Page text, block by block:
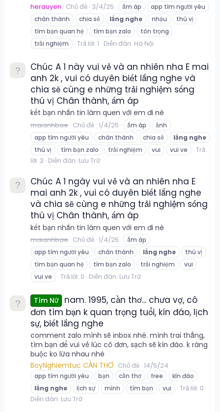
herauyen Chủ đề 3/4/25 ấm áp
app tìm người yêu
chân thành
chia sẻ lắng nghe nhậu
thú vị
tìm bạn quan hệ
tìm bạn zalo
tôn trọng
trải nghiệm
Trả lời: 1 Diễn đàn: Hà Nội
Chúc A 1 này vui vẻ và an nhiên nha E mai
anh 2k , vui có duyên biết lắng nghe và
chia sẽ cùng e những trải nghiệm sống
thú vị Chân thành, ấm áp
kết bạn nhắn tin làm quen với em đi nè
maianhbae Chủ đề 1/4/25 ấm áp
ảnh
app tìm người yêu
chân thành chia sẻ lắng nghe
thú vị
tìm bạn zalo trải nghiệm vui vui ve
Trả
lời: 2 Diễn đàn: Lưu Trữ
Chúc A 1 ngày vui vẻ và an nhiên nha E
mai anh 2k , vui có duyên biết lắng nghe
và chia sẽ cùng e những trải nghiệm sống
thú vị Chân thành, ấm áp
kết bạn nhắn tin làm quen với em đi nè
maianhbae Chủ đề 1/4/25
ấm áp
app tìm người yêu
chân thành lắng nghe
thú vị
tìm bạn quan hệ
tìm bạn zalo trải nghiệm
vui
vui ve
Trả lời: 0 Diễn đàn: Lưu Trữ
Tìm Nữ
nam. 1995, cần thơ... chưa vợ, cô
đơn tìm bạn k quan trọng tuổi, kín đáo, lịch
sự, biết lắng nghe
comment zalo mình sẽ inbox nhé. mình trai thẳng,
tìm bạn để vui vẻ lúc cô đơn, sạch sẽ kín đáo. k ràng
buộc ko lừa nhau nhé
BoyNghiemtuc CẦN THƠ Chủ đề 14/5/24
app tìm người yêu bạn cần thơ free
kín đáo
lắng nghe lịch sự mình tìm bạn vui
Trả lời: 0
Diễn đàn: Lưu Trữ